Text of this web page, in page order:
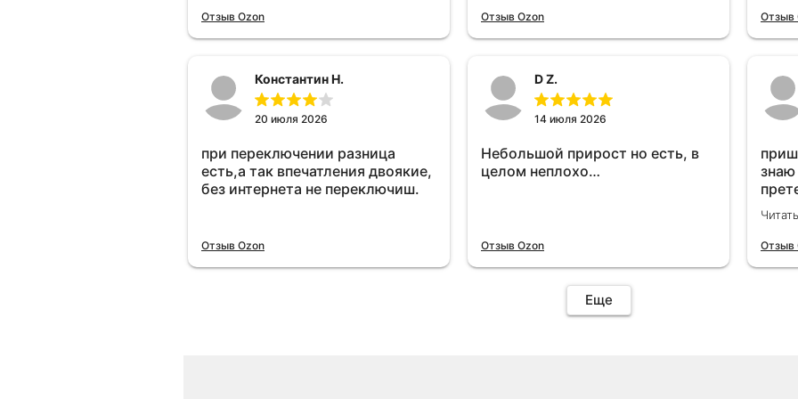
Отзыв Ozon
отключу и посмотрю, что будет
Отзыв Ozon Отзыв
Константин Н.
20 июля 2026
при переключении разница
есть,а так впечатления двоякие,
без интернета не переключиш.
Отзыв Ozon
D Z.
14 июля 2026
Небольшой прирост но есть, в
целом неплохо…
Отзыв Ozon
знаю
Отзыв
Еще